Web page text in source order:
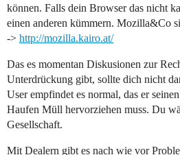
können. Falls dein Browser das nicht
einen anderen kümmern. Mozilla&Co
-> http://mozilla.kairo.at/
Das es momentan Diskusionen zur
Unterdrückung gibt, sollte dich nicht
User empfindet es normal, das er
Haufen Müll hervorziehen muss. Du
Gesellschaft.
Mit Dealern gibt es nach wie vor